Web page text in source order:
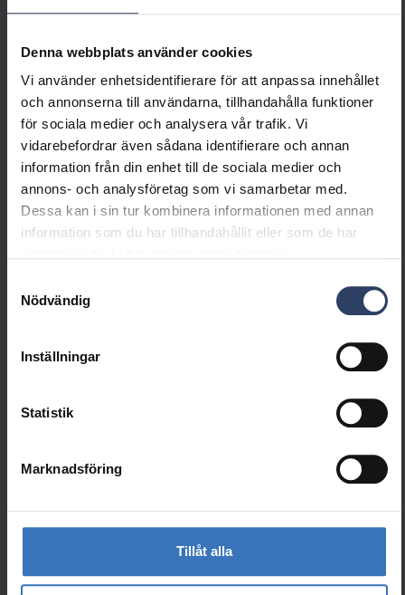
Denna webbplats använder cookies
Vi använder enhetsidentifierare för att anpassa innehållet
och annonserna till användarna, tillhandahålla funktioner
för sociala medier och analysera vår trafik. Vi
vidarebefordrar även sådana identifierare och annan
information från din enhet till de sociala medier och
annons- och analysföretag som vi samarbetar med.
Dessa kan i sin tur kombinera informationen med annan
information som du har tillhandahållit eller som de har
Nödvändig
Inställningar
Statistik
Marknadsföring
Tillåt alla
Max. systemeffekt (W)
Ljusutbyte (lm/W)
Effektfaktor
0.9
Distorsion (THD) (%)
15 %
Distorsion (THD)
15 THD
Dimning och styrning
Dimningsbar
Ja
Dimning DALI
Dimning DSI
Dimning tillverkarspecifik
Dimning bakkant (phase
Dimning potentiometer
Nej